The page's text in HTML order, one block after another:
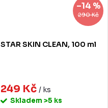
290 Kč
–14 %
STAR SKIN CLEAN, 100 ml
249 Kč / ks
Skladem >5 ks